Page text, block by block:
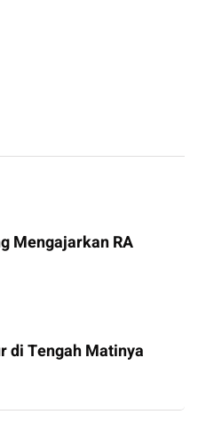
Mengajarkan RA
di Tengah Matinya